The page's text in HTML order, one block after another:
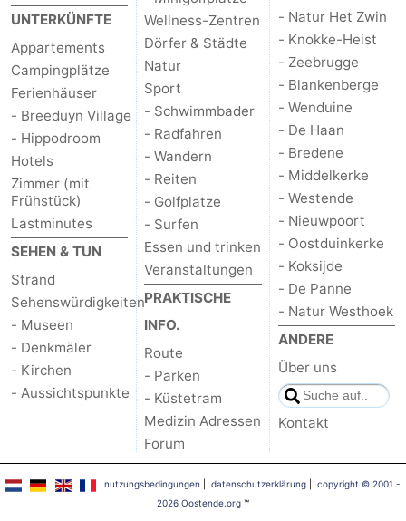
trinken
Praktisch
Forum
Route
-
Parken
-
Küstetram
Medizin
Westflandern
-
Brügge
Ypern
Die
UNTERKÜNFTE
Appartements
Campingplätze
Ferienhäuser
- Breeduyn Village
- Hippodroom
Hotels
Zimmer (mit
Frühstück)
Lastminutes
SEHEN & TUN
Strand
Sehenswürdigkeiten
- Museen
- Denkmäler
- Kirchen
- Aussichtspunkte
Wellness-Zentren
Dörfer & Städte
Natur
Sport
- Schwimmbader
- Radfahren
- Wandern
- Reiten
- Golfplatze
- Surfen
Essen und trinken
Veranstaltungen
PRAKTISCHE
INFO.
Route
- Parken
- Küstetram
Medizin Adressen
Forum
- Natur Het Zwin
- Knokke-Heist
- Zeebrugge
- Blankenberge
- Wenduine
- De Haan
- Bredene
- Middelkerke
- Westende
- Nieuwpoort
- Oostduinkerke
- Koksijde
- De Panne
- Natur Westhoek
ANDERE
Über uns
Kontakt
nutzungsbedingungen datenschutzerklärung| copyright © 2001 -
2026 Oostende.org ™